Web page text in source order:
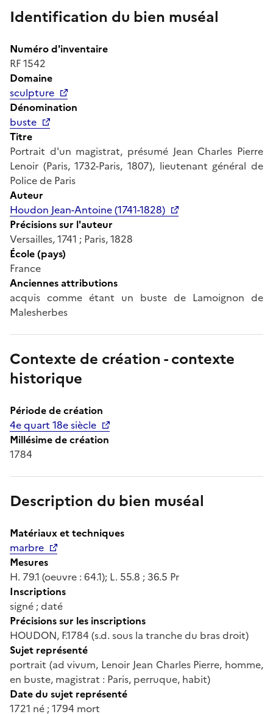
Identification du bien muséal
Numéro d'inventaire
RF 1542
Domaine
sculpture
Dénomination
buste
Titre
Portrait d'un magistrat, présumé Jean Charles Pierre
Lenoir (Paris, 1732-Paris, 1807), lieutenant général de
Police de Paris
Auteur
Houdon Jean-Antoine (1741-1828)
Précisions sur l'auteur
Versailles, 1741 ; Paris, 1828
École (pays)
France
Anciennes attributions
acquis comme étant un buste de Lamoignon de
Malesherbes
Contexte de création - contexte
historique
Période de création
4e quart 18e siècle
Millésime de création
1784
Description du bien muséal
Matériaux et techniques
marbre
Mesures
H. 79.1 (oeuvre : 64.1); L. 55.8 ; 36.5 Pr
Inscriptions
signé ; daté
Précisions sur les inscriptions
HOUDON, F.1784 (s.d. sous la tranche du bras droit)
Sujet représenté
portrait (ad vivum, Lenoir Jean Charles Pierre, homme,
en buste, magistrat : Paris, perruque, habit)
Date du sujet représenté
1721 né ; 1794 mort